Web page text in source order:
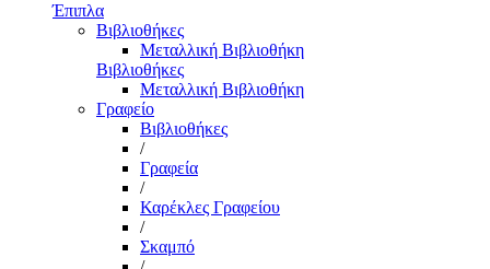
Έπιπλα
Βιβλιοθήκες
Μεταλλική Βιβλιοθήκη
Βιβλιοθήκες
Μεταλλική Βιβλιοθήκη
Γραφείο
Βιβλιοθήκες
/
Γραφεία
/
Καρέκλες Γραφείου
/
Σκαμπό